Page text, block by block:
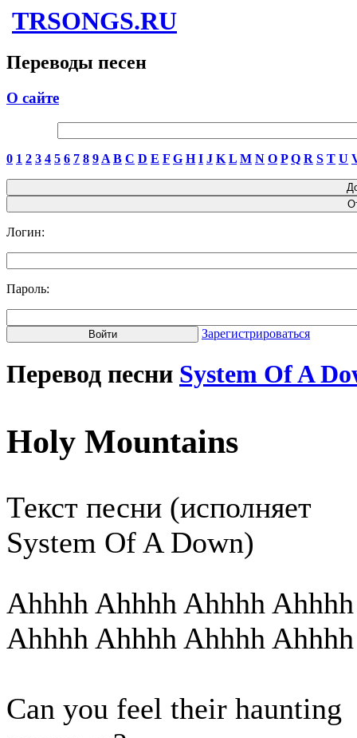
TRSONGS.RU
Переводы песен
О сайте
0 1 2 3 4 5 6 7 8 9 A B C D E F G H I J K L M N O P Q R S T U
Логин:
Пароль:
Зарегистрироваться
Перевод песни System Of A
Holy Mountains
Текст песни (исполняет
System Of A Down)
Ahhhh Ahhhh Ahhhh
Ahhhh Ahhhh Ahhhh
Can you feel their haunting